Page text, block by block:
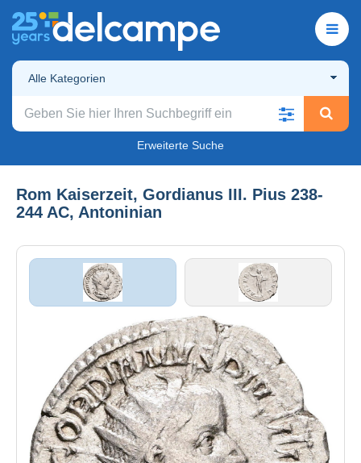
Alle Kategorien
Erweiterte Suche
Rom Kaiserzeit, Gordianus III. Pius 238-
244 AC, Antoninian